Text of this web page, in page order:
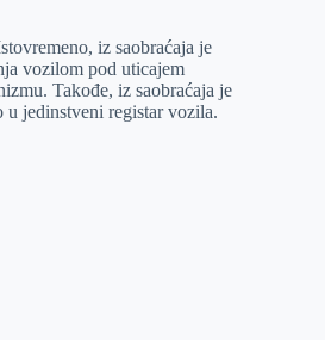
iz saobraćaja je
vozilom pod uticajem
Takođe, iz saobraćaja je
jedinstveni registar vozila.